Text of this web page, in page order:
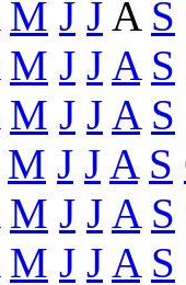
M J J A S
M J J A S
M J J A S
M J J A S
M J J A S
M J J A S